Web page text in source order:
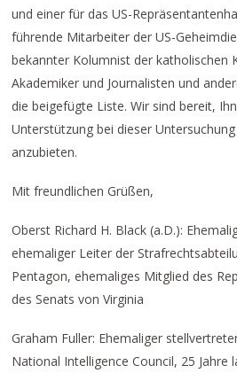
und einer für das US-
führende Mitarbeiter der US-
bekannter Kolumnist der katholischen
Akademiker und Journalisten und
die beigefügte Liste. Wir sind bereit,
Unterstützung bei dieser
anzubieten.
Mit freundlichen Grüßen,
Oberst Richard H. Black (a.D.):
ehemaliger Leiter der
Pentagon, ehemaliges Mitglied des
des Senats von Virginia
Graham Fuller: Ehemaliger
National Intelligence Council, 25 Jahre